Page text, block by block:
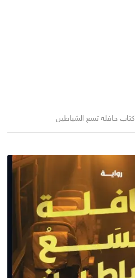
كتاب حافلة تسع الشياطين